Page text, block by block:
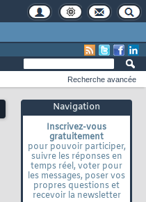
Navigation
Inscrivez-vous
gratuitement
pour pouvoir participer,
suivre les réponses en
temps réel, voter pour
les messages, poser vos
propres questions et
recevoir la newsletter
Recherche avancée